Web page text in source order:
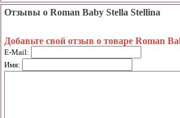
Отзывы о Roman Baby Stella Stellina
Добавьте свой отзыв о товаре Roman
E-Mail:
Имя: